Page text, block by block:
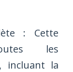
: Cette
les
incluant la